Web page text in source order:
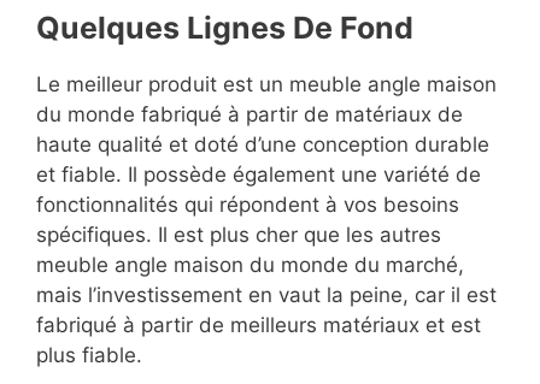
Quelques Lignes De Fond
Le meilleur produit est un meuble angle maison
du monde fabriqué à partir de matériaux de
haute qualité et doté d’une conception durable
et fiable. Il possède également une variété de
fonctionnalités qui répondent à vos besoins
spécifiques. Il est plus cher que les autres
meuble angle maison du monde du marché,
mais l’investissement en vaut la peine, car il est
fabriqué à partir de meilleurs matériaux et est
plus fiable.